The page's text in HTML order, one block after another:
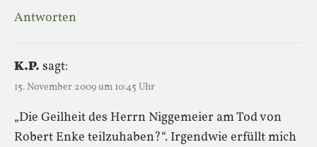
Antworten
K.P. sagt:
15. November 2009 um 10:45 Uhr
„Die Geilheit des Herrn Niggemeier am Tod von
Robert Enke teilzuhaben?“. Irgendwie erfüllt mich